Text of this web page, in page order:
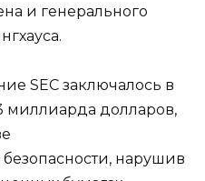
и генерального
SEC заключалось в
миллиарда долларов,
нарушив